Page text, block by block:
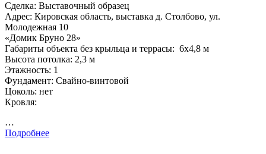
Сделка: Выставочный образец
Адрес: Кировская область, выставка д. Столбово, ул.
Молодежная 10
«Домик Бруно 28»
Габариты объекта без крыльца и террасы: 6х4,8 м
Высота потолка: 2,3 м
Этажность: 1
Фундамент: Свайно-винтовой
Цоколь: нет
Кровля:
…
Подробнее